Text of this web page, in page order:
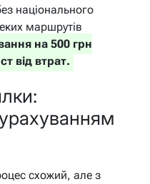
національного
маршрутів
на 500 грн
від втрат.
схожий, але з